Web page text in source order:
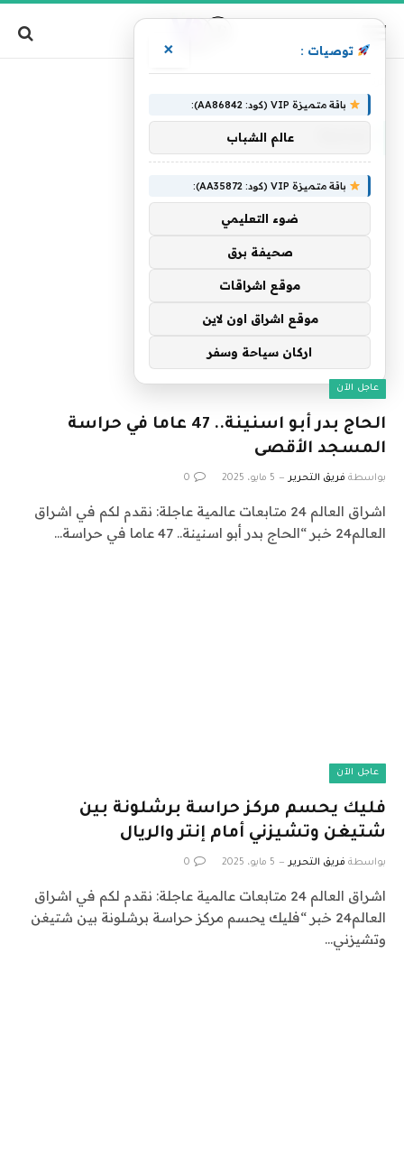
عاجل الآن
الحاج بدر أبو اسنينة.. 47 عاما في حراسة
المسجد الأقصى
بواسطة فريق التحرير 5 مايو، 2025 0
اشراق العالم 24 متابعات عالمية عاجلة: نقدم لكم في اشراق
العالم24 خبر “الحاج بدر أبو اسنينة.. 47 عاما في حراسة…
عاجل الآن
فليك يحسم مركز حراسة برشلونة بين
شتيغن وتشيزني أمام إنتر والريال
بواسطة فريق التحرير 5 مايو، 2025 0
اشراق العالم 24 متابعات عالمية عاجلة: نقدم لكم في اشراق
العالم24 خبر “فليك يحسم مركز حراسة برشلونة بين شتيغن
وتشيزني…
توصيات : ×
باقة متميزة VIP (كود: AA86842):
عالم الشباب
باقة متميزة VIP (كود: AA35872):
ضوء التعليمي
صحيفة برق
موقع اشراقات
موقع اشراق اون لاين
اركان سياحة وسفر